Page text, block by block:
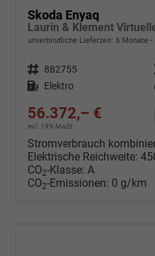
Skoda Enyaq
unverbindliche Lieferzeit: 6 Monate
Fahrzeugnr. 882755
Kraftstoff Elektro
56.372,– €
incl. 19% MwSt.
Stromverbrauch
Elektrische Reichweite:
CO2-Klasse: A
CO2-Emissionen: 0 g/km